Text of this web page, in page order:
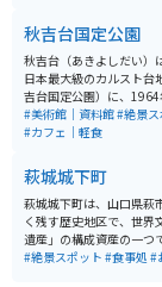
洞、高知の龍河洞と並び
別天然記念物にも指定されています。
形美の数々があり、百枚
しさです。また、冒険コ
験などもあり、スリリン
す。 一般入洞時間が終了した19時からは、秋芳洞・闇の
ロマン体験を体験するこ
を歩き、一層神秘的な眺
洞内の温度は四季を通じ
光することができます。
秋吉台国定公園
秋吉台（あきよしだい）
日本最大級のカルスト台
吉台国定公園）に、
ています。この秋吉台の
は、およそ3億5千万年前
地を形成しました。
#美術館｜資料館#絶景ス
#カフェ｜軽食
萩城城下町
萩城城下町は、山口県萩
く残す歴史地区で、世界
遺産」の構成資産の一つ
た萩城を中心に発展し、
#絶景スポット #食事処 #